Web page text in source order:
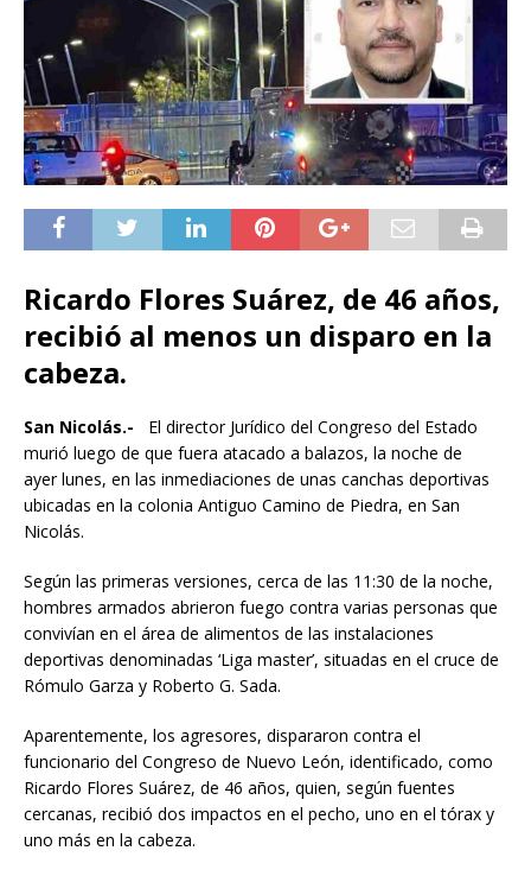
Ricardo Flores Suárez, de 46 años,
recibió al menos un disparo en la
cabeza.
San Nicolás.-
El director Jurídico del Congreso del Estado
murió luego de que fuera atacado a balazos, la noche de
ayer lunes, en las inmediaciones de unas canchas deportivas
ubicadas en la colonia Antiguo Camino de Piedra, en San
Nicolás.
Según las primeras versiones, cerca de las 11:30 de la noche,
hombres armados abrieron fuego contra varias personas que
convivían en el área de alimentos de las instalaciones
deportivas denominadas ‘Liga master’, situadas en el cruce de
Rómulo Garza y Roberto G. Sada.
Aparentemente, los agresores, dispararon contra el
funcionario del Congreso de Nuevo León, identificado, como
Ricardo Flores Suárez, de 46 años, quien, según fuentes
cercanas, recibió dos impactos en el pecho, uno en el tórax y
uno más en la cabeza.